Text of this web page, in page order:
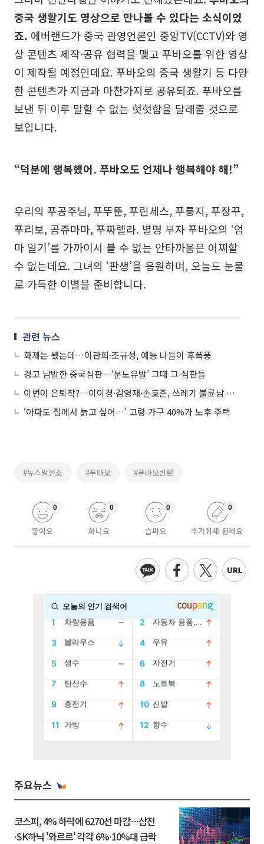
중국 생활기도 영상으로 만나볼 수 있다는 소식이었
죠. 에버랜드가 중국 관영언론인 중앙TV(CCTV)와 영
상 콘텐츠 제작·공유 협력을 맺고 푸바오를 위한 영상
이 제작될 예정인데요. 푸바오의 중국 생활기 등 다양
한 콘텐츠가 지금과 마찬가지로 공유되죠. 푸바오를
보낸 뒤 이루 말할 수 없는 헛헛함을 달래줄 것으로
보입니다.
“덕분에 행복했어. 푸바오도 언제나 행복해야 해!”
우리의 푸공주님, 푸뚜뚠, 푸린세스, 푸룽지, 푸장꾸,
푸리보, 곰쥬마마, 푸짜렐라. 별명 부자 푸바오의 ‘엄
마 일기’를 가까이서 볼 수 없는 안타까움은 어찌할
수 없는데요. 그녀의 ‘판생’을 응원하며, 오늘도 눈물
로 가득한 이별을 준비합니다.
관련 뉴스
화제는 됐는데…이관희·조규성, 예능 나들이 후폭풍
경고 남발한 중국심판…‘분노유발’ 그때 그 심판들
이번이 은퇴작?…이이경·김영재·손호준, 쓰레기 불륜남 열전
‘아파도 집에서 늙고 싶어…’ 고령 가구 40%가 노후 주택
#뉴스발전소 #푸바오 #푸바오반환
좋아요
0
화나요
0
슬퍼요
0
추가취재 원해요
0
주요뉴스
코스피, 4% 하락에 6270선 마감…삼전
·SK하닉 '와르르' 각각 6%·10%대 급락